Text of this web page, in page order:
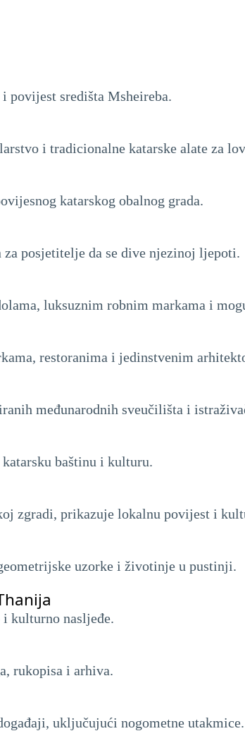
povijest središta Msheireba.
i tradicionalne katarske alate za
katarskog obalnog grada.
za posjetitelje da se dive njezinoj ljepoti.
luksuznim robnim markama i
restoranima i jedinstvenim
međunarodnih sveučilišta i
baštinu i kulturu.
zgradi, prikazuje lokalnu povijest i
uzorke i životinje u pustinji.
kulturno nasljeđe.
rukopisa i arhiva.
uključujući nogometne utakmice.